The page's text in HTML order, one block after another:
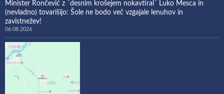
Minister Rončević z ´desnim krošejem nokavtiral´ Luko Mesca in
(nevladno) tovarišijo: Šole ne bodo več vzgajale lenuhov in
zavistnežev!
06.08.2026